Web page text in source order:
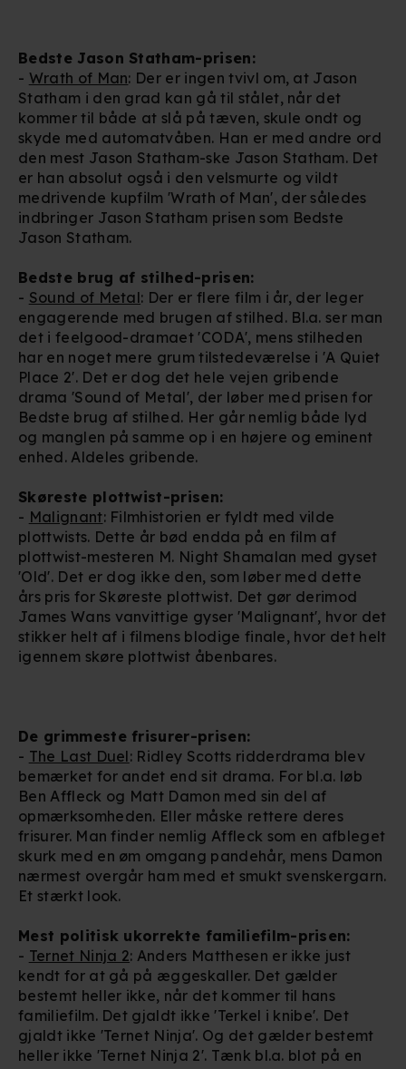
Bedste Jason Statham-prisen:
- Wrath of Man: Der er ingen tvivl om, at Jason
Statham i den grad kan gå til stålet, når det
kommer til både at slå på tæven, skule ondt og
skyde med automatvåben. Han er med andre ord
den mest Jason Statham-ske Jason Statham. Det
er han absolut også i den velsmurte og vildt
medrivende kupfilm 'Wrath of Man', der således
indbringer Jason Statham prisen som Bedste
Jason Statham.
Bedste brug af stilhed-prisen:
- Sound of Metal: Der er flere film i år, der leger
engagerende med brugen af stilhed. Bl.a. ser man
det i feelgood-dramaet 'CODA', mens stilheden
har en noget mere grum tilstedeværelse i 'A Quiet
Place 2'. Det er dog det hele vejen gribende
drama 'Sound of Metal', der løber med prisen for
Bedste brug af stilhed. Her går nemlig både lyd
og manglen på samme op i en højere og eminent
enhed. Aldeles gribende.
Skøreste plottwist-prisen:
- Malignant: Filmhistorien er fyldt med vilde
plottwists. Dette år bød endda på en film af
plottwist-mesteren M. Night Shamalan med gyset
'Old'. Det er dog ikke den, som løber med dette
års pris for Skøreste plottwist. Det gør derimod
James Wans vanvittige gyser 'Malignant', hvor det
stikker helt af i filmens blodige finale, hvor det helt
igennem skøre plottwist åbenbares.
De grimmeste frisurer-prisen:
- The Last Duel: Ridley Scotts ridderdrama blev
bemærket for andet end sit drama. For bl.a. løb
Ben Affleck og Matt Damon med sin del af
opmærksomheden. Eller måske rettere deres
frisurer. Man finder nemlig Affleck som en afbleget
skurk med en øm omgang pandehår, mens Damon
nærmest overgår ham med et smukt svenskergarn.
Et stærkt look.
Mest politisk ukorrekte familiefilm-prisen:
- Ternet Ninja 2: Anders Matthesen er ikke just
kendt for at gå på æggeskaller. Det gælder
bestemt heller ikke, når det kommer til hans
familiefilm. Det gjaldt ikke 'Terkel i knibe'. Det
gjaldt ikke 'Ternet Ninja'. Og det gælder bestemt
heller ikke 'Ternet Ninja 2'. Tænk bl.a. blot på en